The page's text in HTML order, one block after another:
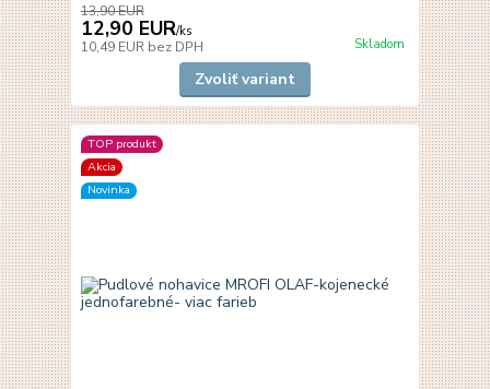
13,90 EUR
12,90 EUR/ks
10,49 EUR bez DPH Skladom
Zvoliť variant
TOP produkt
Akcia
Novinka